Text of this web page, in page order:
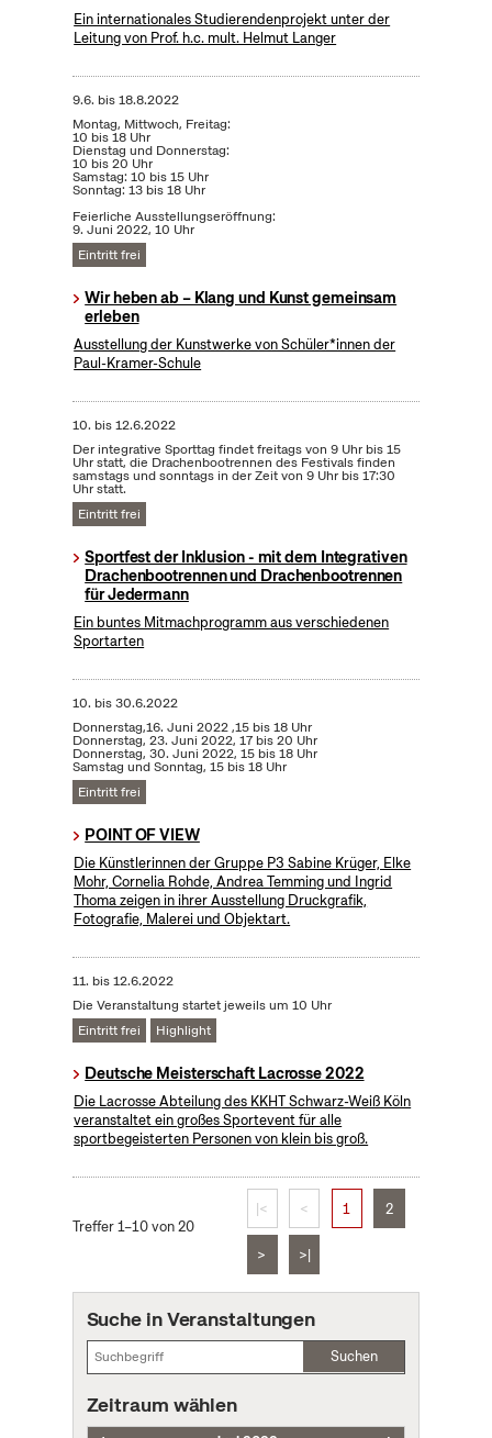
Ein internationales Studierendenprojekt unter der
Leitung von Prof. h.c. mult. Helmut Langer
9.6. bis18.8.2022
Montag, Mittwoch, Freitag:
10 bis 18 Uhr
Dienstag und Donnerstag:
10 bis 20 Uhr
Samstag: 10 bis 15 Uhr
Sonntag: 13 bis 18 Uhr
Feierliche Ausstellungseröffnung:
9. Juni 2022, 10 Uhr
Eintritt frei
Wir heben ab – Klang und Kunst gemeinsam
erleben
Ausstellung der Kunstwerke von Schüler*innen der
Paul-Kramer-Schule
10. bis12.6.2022
Der integrative Sporttag findet freitags von 9 Uhr bis 15
Uhr statt, die Drachenbootrennen des Festivals finden
samstags und sonntags in der Zeit von 9 Uhr bis 17:30
Uhr statt.
Eintritt frei
Sportfest der Inklusion - mit dem Integrativen
Drachenbootrennen und Drachenbootrennen
für Jedermann
Ein buntes Mitmachprogramm aus verschiedenen
Sportarten
10. bis30.6.2022
Donnerstag,16. Juni 2022 ,15 bis 18 Uhr
Donnerstag, 23. Juni 2022, 17 bis 20 Uhr
Donnerstag, 30. Juni 2022, 15 bis 18 Uhr
Samstag und Sonntag, 15 bis 18 Uhr
Eintritt frei
POINT OF VIEW
Die Künstlerinnen der Gruppe P3 Sabine Krüger, Elke
Mohr, Cornelia Rohde, Andrea Temming und Ingrid
Thoma zeigen in ihrer Ausstellung Druckgrafik,
Fotografie, Malerei und Objektart.
11. bis12.6.2022
Die Veranstaltung startet jeweils um 10 Uhr
Eintritt frei
Highlight
Deutsche Meisterschaft Lacrosse 2022
Die Lacrosse Abteilung des KKHT Schwarz-Weiß Köln
veranstaltet ein großes Sportevent für alle
sportbegeisterten Personen von klein bis groß.
Treffer 1–10 von 20
|< < 1 2
> >|
Suche in Veranstaltungen
Suchen
Zeitraum wählen